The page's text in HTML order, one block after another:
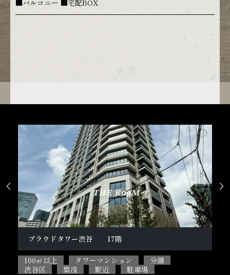
■バルコニー ■宅配BOX
柿の木坂１丁目戸建
100㎡以上 5SLDK
ペット相談可能
目黒区
閑静な住宅街 駐車場
 